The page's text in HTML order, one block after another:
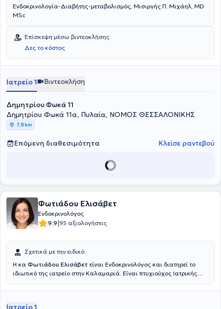
Ενδοκρινολογία-Διαβήτης-μεταβολισμός, Μισιργής Π. Μιχάηλ, MD
MSc
Επίσκεψη μέσω βιντεοκλήσης
Δες το κόστος
Ιατρείο 1 Βιντεοκλήση
Δημητρίου Φωκά 11
Δημητρίου Φωκά 11α, Πυλαία, ΝΟΜΟΣ ΘΕΣΣΑΛΟΝΙΚΗΣ
7,8 km
Επόμενη διαθεσιμότητα Κλείσε ραντεβού
Φωτιάδου Ελισάβετ
Ενδοκρινολόγος
9.9|95 αξιολογήσεις
Σχετικά με την ειδικό
H κα Φωτιάδου Ελισάβετ είναι Ενδοκρινολόγος και διατηρεί το
ιδιωτικό της ιατρείο στην Καλαμαριά. Είναι πτυχιούχος Ιατρικής
έχει ολοκληρώσει Μεταπτυχιακές Σπουδές στο Πανεπιστήμιο
Ιατρείο 1